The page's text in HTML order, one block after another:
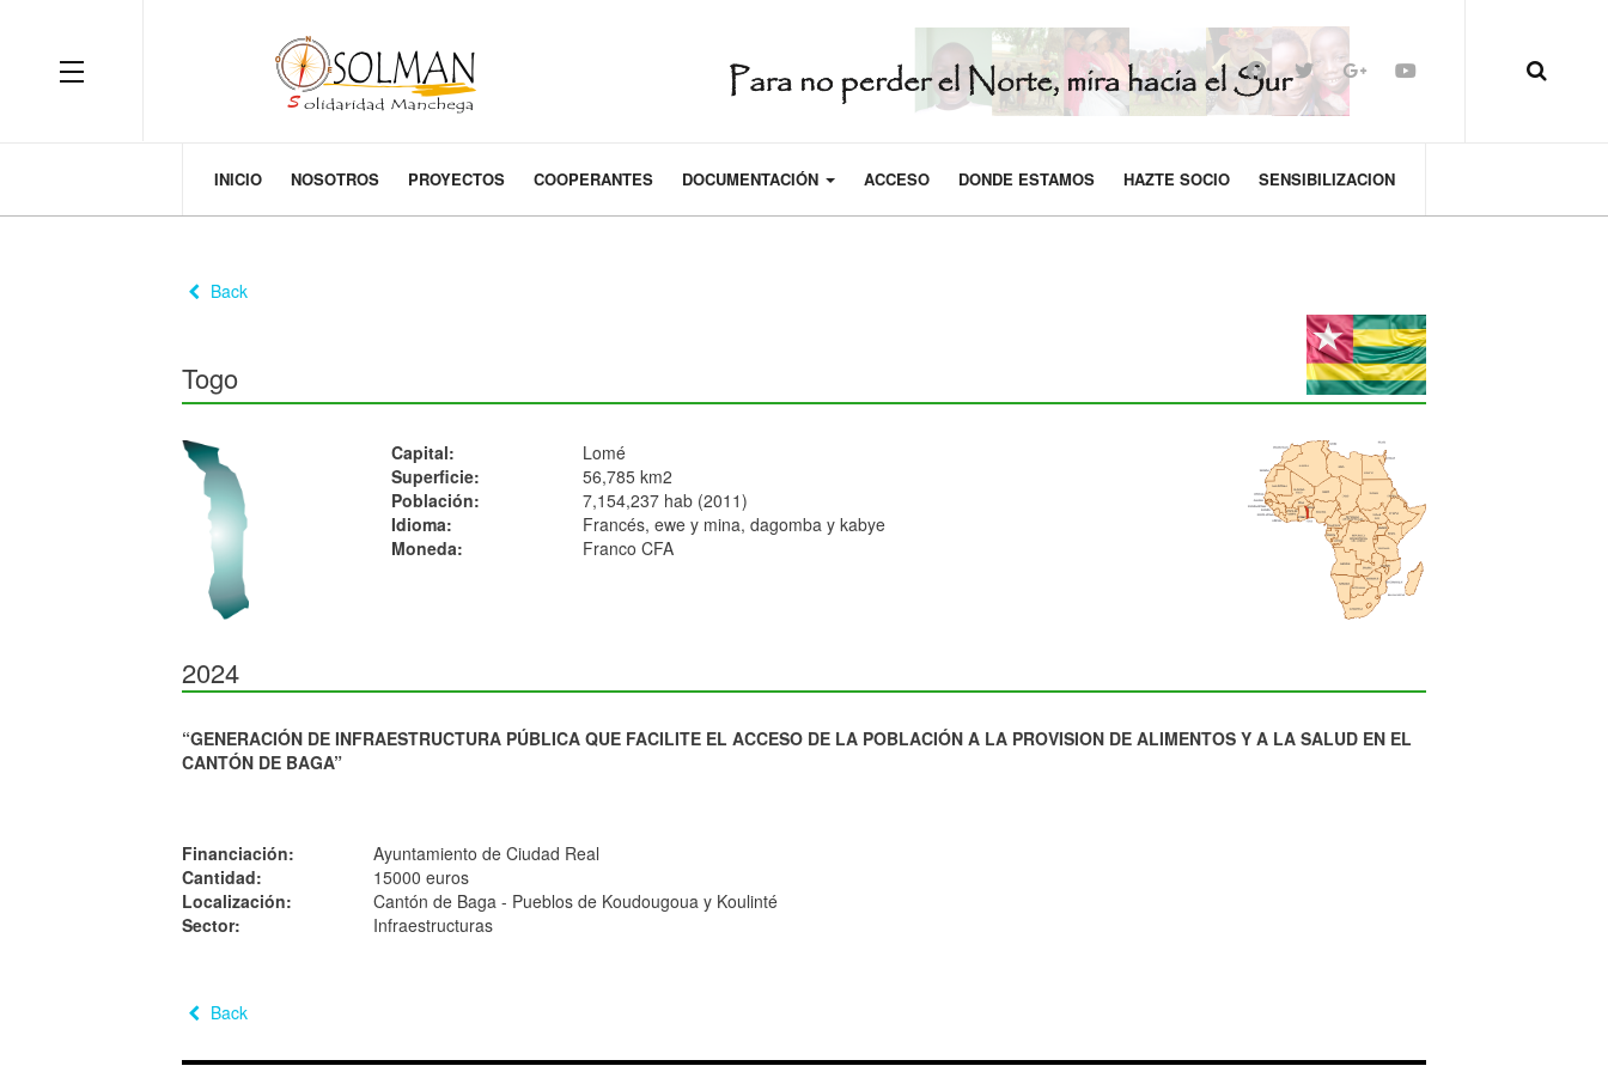
OFF CANVAS
INICIO NOSOTROS PROYECTOS COOPERANTES DOCUMENTACIÓN ACCESO DONDE ESTAMOS HAZTE SOCIO SENSIBILIZACION
Back
Togo
Capital:
Lomé
Superficie:
56,785 km2
Población:
7,154,237 hab (2011)
Idioma:
Francés, ewe y mina, dagomba y kabye
Moneda:
Franco CFA
2024
“GENERACIÓN DE INFRAESTRUCTURA PÚBLICA QUE FACILITE EL ACCESO DE LA POBLACIÓN A LA PROVISION DE ALIMENTOS Y A LA SALUD EN EL
CANTÓN DE BAGA”
Financiación:
Ayuntamiento de Ciudad Real
Cantidad:
15000 euros
Localización:
Cantón de Baga - Pueblos de Koudougoua y Koulinté
Sector:
Infraestructuras
Back